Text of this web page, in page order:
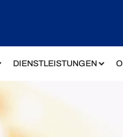
DIENSTLEISTUNGEN